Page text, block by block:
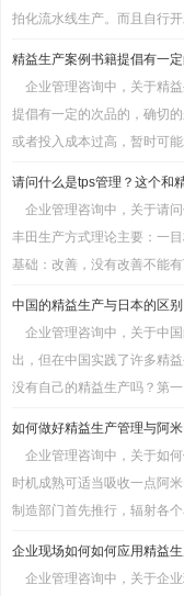
拍化流水线生产。而且自行
精益生产案例书籍提倡有一
企业管理咨询中，关于精
提倡有一定的次品的，确切
或者投入成本过高，暂时可
请问什么是tps管理？这个和
企业管理咨询中，关于请
丰田生产方式理论主要：一
基础：改善，没有改善不能
中国的精益生产与日本的区
企业管理咨询中，关于中
出，但在中国实践了许多精
没有自己的精益生产吗？第
如何做好精益生产管理与阿
企业管理咨询中，关于如
时机成熟可适当吸收一点阿
制造部门首先推行，辐射各
企业现场如何如何应用精益
企业管理咨询中，关于企